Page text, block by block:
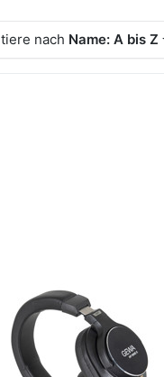
nach Name: A bis Z